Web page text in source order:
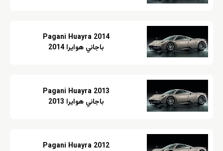
Pagani Huayra 2014
باجاني هوايرا 2014
Pagani Huayra 2013
باجاني هوايرا 2013
Pagani Huayra 2012